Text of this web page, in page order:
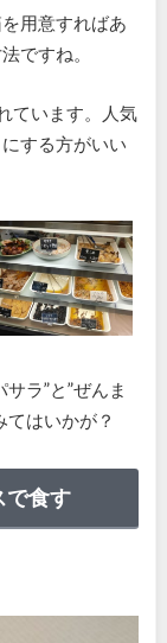
用意すればあ
ですね。
ています。人気
する方がいい
ラ”と”ぜんま
てはいかが？
で食す